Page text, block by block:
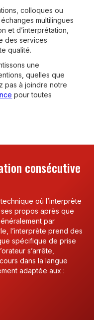
colloques ou
multilingues
et d’interprétation,
des services
qualité.
une
quelles que
pas à joindre notre
pour toutes
consécutive
où l’interprète
propos après que
par
l’interprète prend des
spécifique de prise
s’arrête,
dans la langue
adaptée aux :